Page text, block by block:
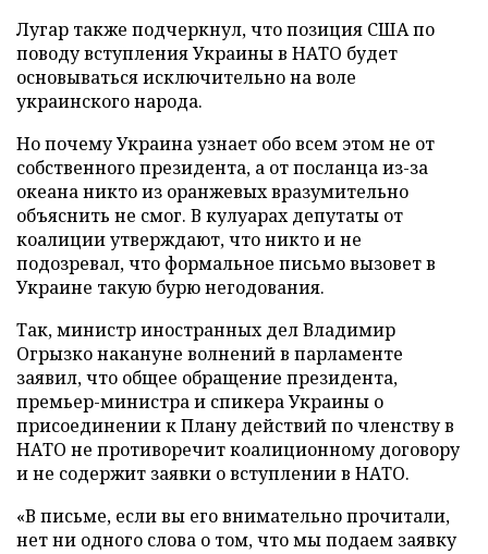
Лугар также подчеркнул, что позиция США по
поводу вступления Украины в НАТО будет
основываться исключительно на воле
украинского народа.
Но почему Украина узнает обо всем этом не от
собственного президента, а от посланца из-за
океана никто из оранжевых вразумительно
объяснить не смог. В кулуарах депутаты от
коалиции утверждают, что никто и не
подозревал, что формальное письмо вызовет в
Украине такую бурю негодования.
Так, министр иностранных дел Владимир
Огрызко накануне волнений в парламенте
заявил, что общее обращение президента,
премьер-министра и спикера Украины о
присоединении к Плану действий по членству в
НАТО не противоречит коалиционному договору
и не содержит заявки о вступлении в НАТО.
«В письме, если вы его внимательно прочитали,
нет ни одного слова о том, что мы подаем заявку